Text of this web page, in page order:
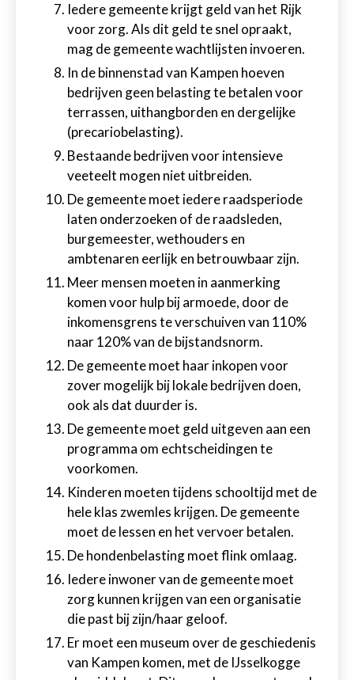
Iedere gemeente krijgt geld van het Rijk
voor zorg. Als dit geld te snel opraakt,
mag de gemeente wachtlijsten invoeren.
In de binnenstad van Kampen hoeven
bedrijven geen belasting te betalen voor
terrassen, uithangborden en dergelijke
(precariobelasting).
Bestaande bedrijven voor intensieve
veeteelt mogen niet uitbreiden.
De gemeente moet iedere raadsperiode
laten onderzoeken of de raadsleden,
burgemeester, wethouders en
ambtenaren eerlijk en betrouwbaar zijn.
Meer mensen moeten in aanmerking
komen voor hulp bij armoede, door de
inkomensgrens te verschuiven van 110%
naar 120% van de bijstandsnorm.
De gemeente moet haar inkopen voor
zover mogelijk bij lokale bedrijven doen,
ook als dat duurder is.
De gemeente moet geld uitgeven aan een
programma om echtscheidingen te
voorkomen.
Kinderen moeten tijdens schooltijd met de
hele klas zwemles krijgen. De gemeente
moet de lessen en het vervoer betalen.
De hondenbelasting moet flink omlaag.
Iedere inwoner van de gemeente moet
zorg kunnen krijgen van een organisatie
die past bij zijn/haar geloof.
Er moet een museum over de geschiedenis
van Kampen komen, met de IJsselkogge